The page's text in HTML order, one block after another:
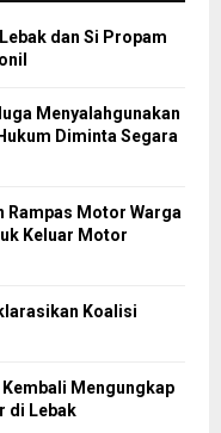
dan Si Propam
Menyalahgunakan
Diminta Segara
Rampas Motor Warga
Keluar Motor
Koalisi
Mengungkap
di Lebak